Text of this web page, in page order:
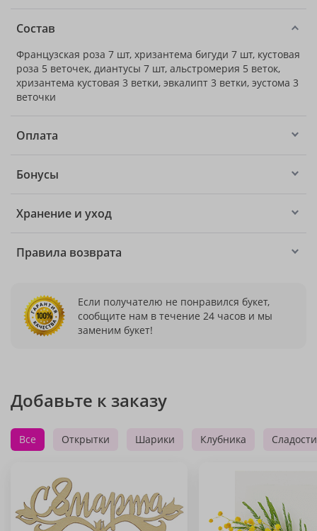
Состав
Французская роза 7 шт, хризантема бигуди 7 шт, кустовая
роза 5 веточек, диантусы 7 шт, альстромерия 5 веток,
хризантема кустовая 3 ветки, эвкалипт 3 ветки, эустома 3
веточки
Оплата
Бонусы
Хранение и уход
Правила возврата
Если получателю не понравился букет,
сообщите нам в течение 24 часов и мы
заменим букет!
Добавьте к заказу
Все Открытки Шарики Клубника Сладости